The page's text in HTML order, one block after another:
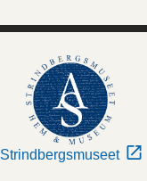
Strindbergsmuseet